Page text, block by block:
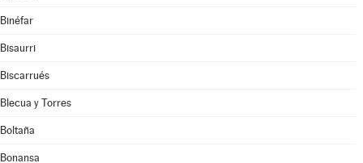
Binéfar
Bisaurri
Biscarrués
Blecua y Torres
Boltaña
Bonansa